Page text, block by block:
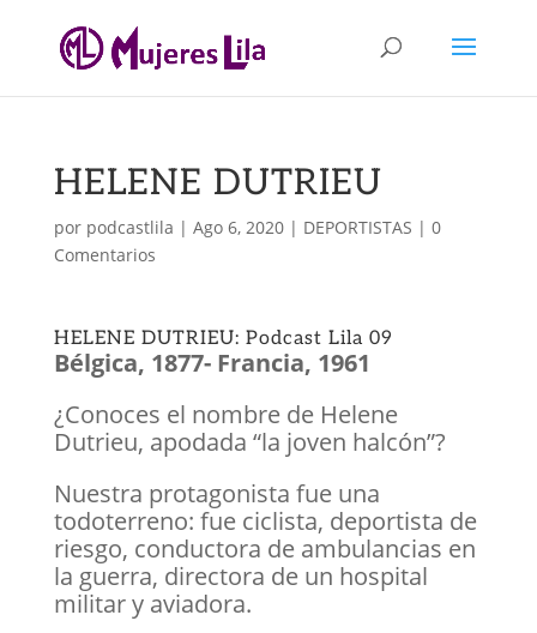
HELENE DUTRIEU
por podcastlila | Ago 6, 2020| DEPORTISTAS | 0
Comentarios
HELENE DUTRIEU: Podcast Lila 09
Bélgica, 1877- Francia, 1961
¿Conoces el nombre de Helene
Dutrieu, apodada “la joven halcón”?
Nuestra protagonista fue una
todoterreno: fue ciclista, deportista de
riesgo, conductora de ambulancias en
la guerra, directora de un hospital
militar y aviadora.